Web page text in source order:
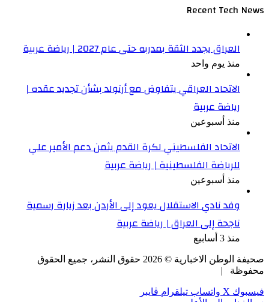
Recent Tech News
العراق يجدد الثقة بمدربه حتى عام 2027 | رياضة عربية
منذ يوم واحد
الاتحاد العراقي يتفاوض مع أرنولد بشأن تجديد عقده |
رياضة عربية
منذ أسبوعين
الاتحاد الفلسطيني لكرة القدم يثمن دعم الأمير علي
للرياضة الفلسطينية | رياضة عربية
منذ أسبوعين
وفد نادي الاستقلال يعود إلى الأردن بعد زيارة رسمية
ناجحة إلى العراق | رياضة عربية
منذ 3 أسابيع
صحيفة الوطن الاخبارية © 2026 حقوق النشر، جميع الحقوق
محفوظة |
فيسبوك ‫X واتساب تيلقرام ڤايبر